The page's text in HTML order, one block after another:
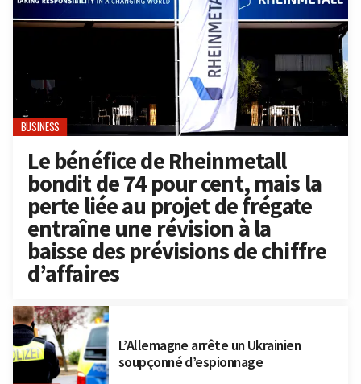
BUSINESS
Le bénéfice de Rheinmetall
bondit de 74 pour cent, mais la
perte liée au projet de frégate
entraîne une révision à la
baisse des prévisions de chiffre
d’affaires
L’Allemagne arrête un Ukrainien
soupçonné d’espionnage